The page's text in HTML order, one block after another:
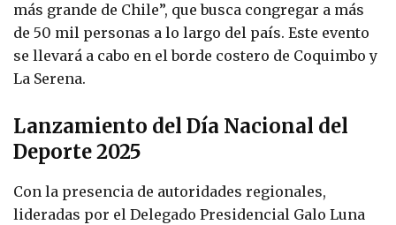
más grande de Chile”, que busca congregar a más
de 50 mil personas a lo largo del país. Este evento
se llevará a cabo en el borde costero de Coquimbo y
La Serena.
Lanzamiento del Día Nacional del
Deporte 2025
Con la presencia de autoridades regionales,
lideradas por el Delegado Presidencial Galo Luna